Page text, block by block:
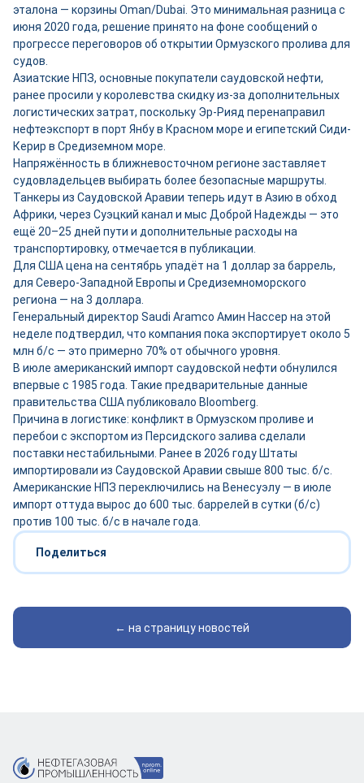
эталона — корзины Oman/Dubai. Это минимальная разница с
июня 2020 года, решение принято на фоне сообщений о
прогрессе переговоров об открытии Ормузского пролива для
судов.
Азиатские НПЗ, основные покупатели саудовской нефти,
ранее просили у королевства скидку из-за дополнительных
логистических затрат, поскольку Эр-Рияд перенаправил
нефтеэкспорт в порт Янбу в Красном море и египетский Сиди-
Керир в Средиземном море.
Напряжённость в ближневосточном регионе заставляет
судовладельцев выбирать более безопасные маршруты.
Танкеры из Саудовской Аравии теперь идут в Азию в обход
Африки, через Суэцкий канал и мыс Доброй Надежды — это
ещё 20–25 дней пути и дополнительные расходы на
транспортировку, отмечается в публикации.
Для США цена на сентябрь упадёт на 1 доллар за баррель,
для Северо-Западной Европы и Средиземноморского
региона — на 3 доллара.
Генеральный директор Saudi Aramco Амин Нассер на этой
неделе подтвердил, что компания пока экспортирует около 5
млн б/с — это примерно 70% от обычного уровня.
В июле американский импорт саудовской нефти обнулился
впервые с 1985 года. Такие предварительные данные
правительства США публиковало Bloomberg.
Причина в логистике: конфликт в Ормузском проливе и
перебои с экспортом из Персидского залива сделали
поставки нестабильными. Ранее в 2026 году Штаты
импортировали из Саудовской Аравии свыше 800 тыс. б/с.
Американские НПЗ переключились на Венесуэлу — в июле
импорт оттуда вырос до 600 тыс. баррелей в сутки (б/с)
против 100 тыс. б/с в начале года.
Поделиться
← на страницу новостей